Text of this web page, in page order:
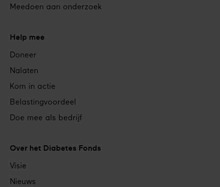
Meedoen aan onderzoek
Help mee
Doneer
Nalaten
Kom in actie
Belastingvoordeel
Doe mee als bedrijf
Over het Diabetes Fonds
Visie
Nieuws